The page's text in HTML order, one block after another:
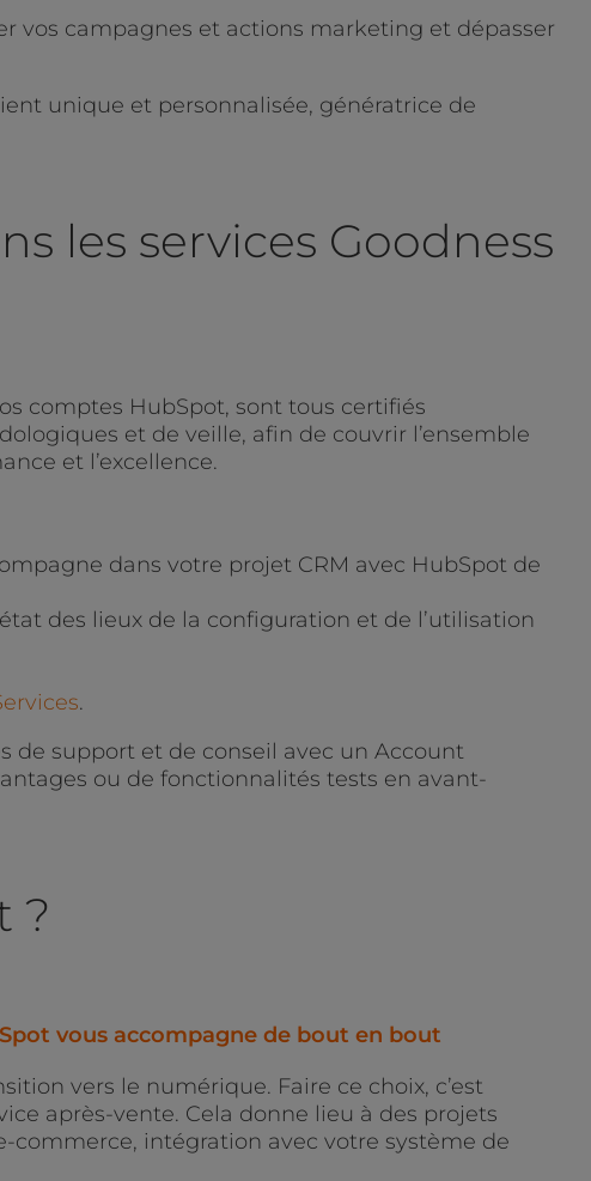
vos campagnes et actions marketing et dépasser
unique et personnalisée, génératrice de
les services Goodness
comptes HubSpot, sont tous certifiés
et de veille, afin de couvrir l’ensemble
et l’excellence.
dans votre projet CRM avec HubSpot de
des lieux de la configuration et de l’utilisation
.
de support et de conseil avec un Account
ou de fonctionnalités tests en avant-
?
vous accompagne de bout en bout
vers le numérique. Faire ce choix, c’est
après-vente. Cela donne lieu à des projets
commerce, intégration avec votre système de